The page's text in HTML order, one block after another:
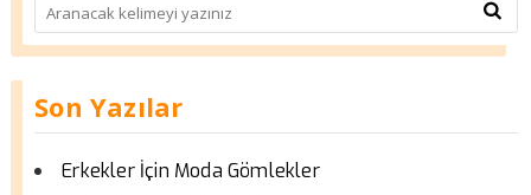
Son Yazılar
Erkekler İçin Moda Gömlekler